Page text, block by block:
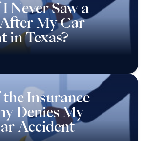
Never Saw a
My Car
in Texas?
Insurance
Denies My
Accident